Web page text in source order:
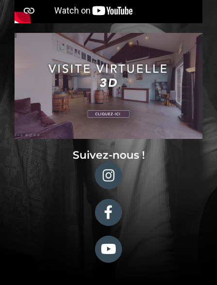
Suivez-nous !